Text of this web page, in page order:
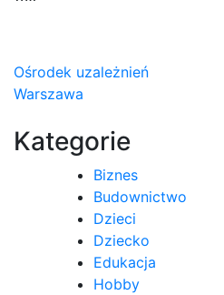
Nawigacja
wpisu
Ośrodek uzależnień
Warszawa
Kategorie
Biznes
Budownictwo
Dzieci
Dziecko
Edukacja
Hobby